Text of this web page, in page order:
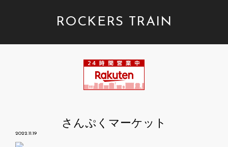
ROCKERS TRAIN
さんぷくマーケット
2022.11.19